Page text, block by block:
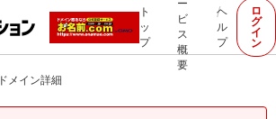
ト
ッ
プ
ー
ビ
ス
概
要
ヘ
ル
プ
ロ
グ
イ
ン
ドメイン詳細